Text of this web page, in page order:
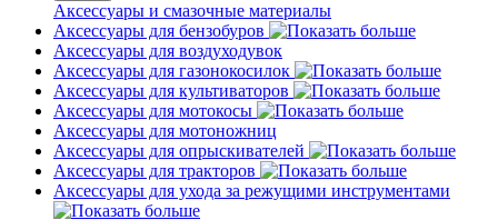
Аксессуары и смазочные материалы
Аксессуары для бензобуров
Аксессуары для воздуходувок
Аксессуары для газонокосилок
Аксессуары для культиваторов
Аксессуары для мотокосы
Аксессуары для мотоножниц
Аксессуары для опрыскивателей
Аксессуары для тракторов
Аксессуары для ухода за режущими инструментами